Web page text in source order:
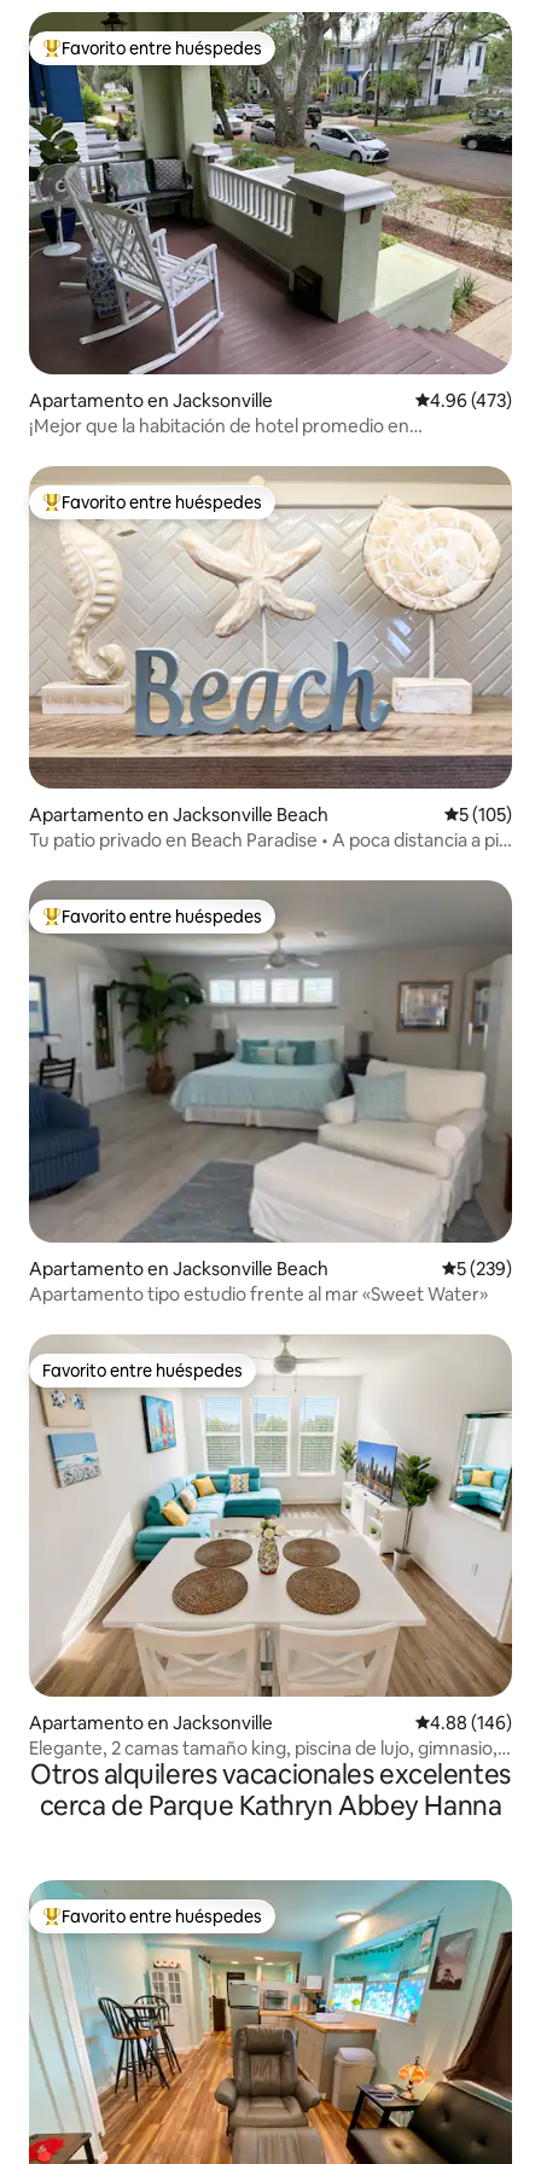
Favorito entre huéspedes preferido
Favorito entre huéspedes
Apartamento en Jacksonville Calificación
4.96 (473)
¡Mejor que la habitación de hotel promedio en
Favorito entre huéspedes preferido
Favorito entre huéspedes
Apartamento en Jacksonville Beach
5 (105)
Tu patio privado en Beach Paradise • A poca distancia a pie
Favorito entre huéspedes preferido
Favorito entre huéspedes
Apartamento en Jacksonville Beach
5 (239)
Apartamento tipo estudio frente al mar «Sweet Water»
Favorito entre huéspedes
Favorito entre huéspedes
Apartamento en Jacksonville Calificación
4.88 (146)
Elegante, 2 camas tamaño king, piscina de lujo, gimnasio,
Mayo Clinic, UNF
Otros alquileres vacacionales excelentes
cerca de Parque Kathryn Abbey Hanna
Favorito entre huéspedes preferido
Favorito entre huéspedes